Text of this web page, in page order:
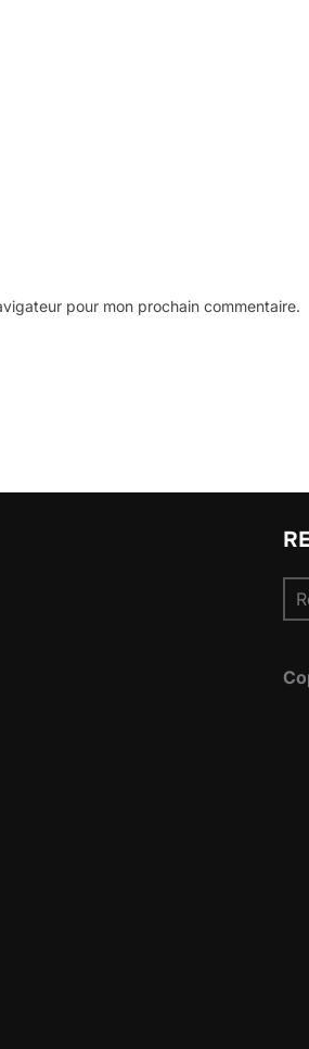
pour mon prochain commentaire.